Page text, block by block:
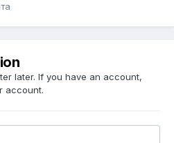
later. If you have an account,
account.